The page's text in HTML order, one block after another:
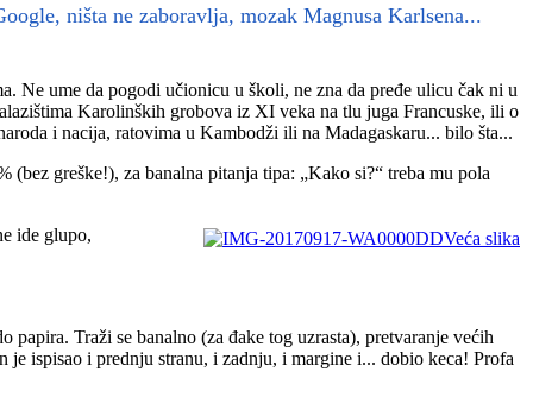
ništa ne zaboravlja, mozak Magnusa Karlsena...
Ne ume da pogodi učionicu u školi, ne zna da pređe ulicu čak ni u
Karolinških grobova iz XI veka na tlu juga Francuske, ili o
i nacija, ratovima u Kambodži ili na Madagaskaru... bilo šta...
greške!), za banalna pitanja tipa: „Kako si?“ treba mu pola
Veća slika
ide glupo,
Traži se banalno (za đake tog uzrasta), pretvaranje većih
ispisao i prednju stranu, i zadnju, i margine i... dobio keca! Profa